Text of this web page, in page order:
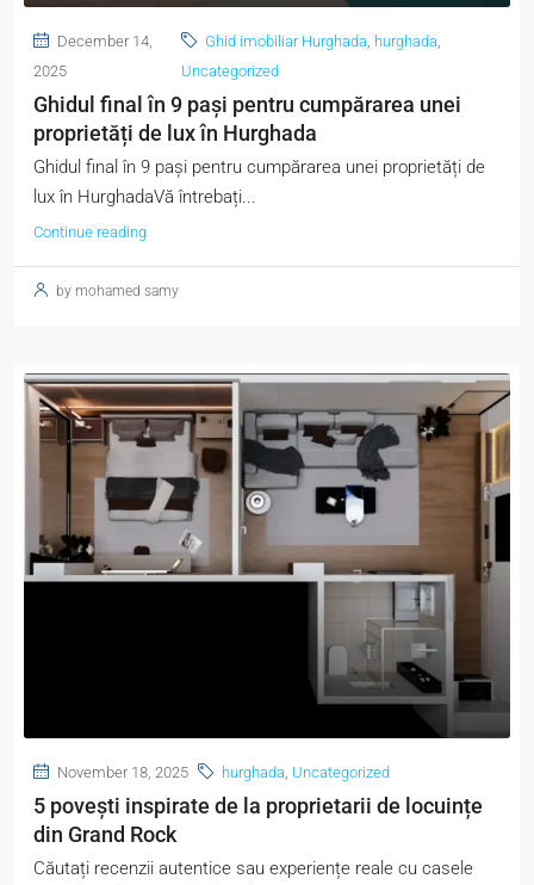
December 14,
2025
Ghid imobiliar Hurghada hurghada
Uncategorized
Ghidul final în 9 pași pentru cumpărarea unei
proprietăți de lux în Hurghada
Ghidul final în 9 pași pentru cumpărarea unei proprietăți de
lux în HurghadaVă întrebați...
Continue reading
by mohamed samy
November 18, 2025 hurghada Uncategorized
5 povești inspirate de la proprietarii de locuințe
din Grand Rock
Căutați recenzii autentice sau experiențe reale cu casele